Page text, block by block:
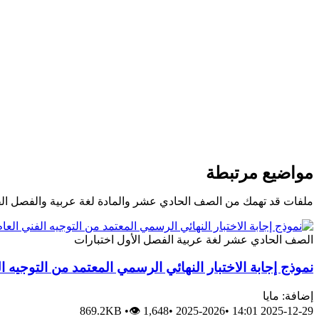
مواضيع مرتبطة
ملفات قد تهمك من الصف الحادي عشر والمادة لغة عربية والفصل
الصف الحادي عشر لغة عربية الفصل الأول اختبارات
نموذج إجابة الاختبار النهائي الرسمي المعتمد من التوجيه
إضافة: مايا
2025-12-29 14:01
•
2025-2026
•
869.2KB •👁 1,648